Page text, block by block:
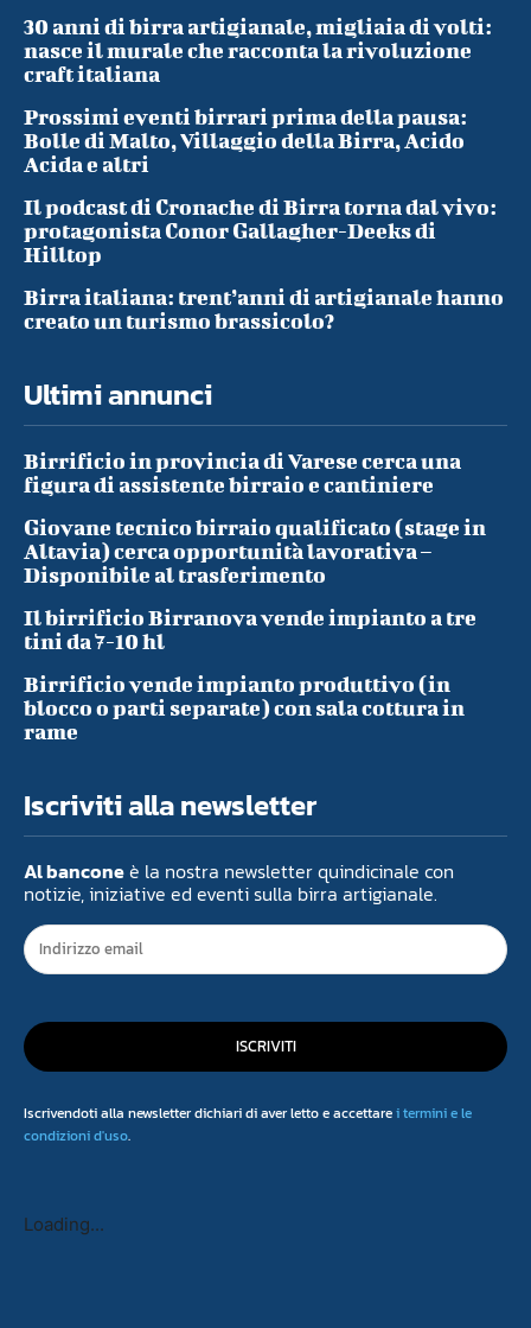
30 anni di birra artigianale, migliaia di volti:
nasce il murale che racconta la rivoluzione
craft italiana
Prossimi eventi birrari prima della pausa:
Bolle di Malto, Villaggio della Birra, Acido
Acida e altri
Il podcast di Cronache di Birra torna dal vivo:
protagonista Conor Gallagher-Deeks di
Hilltop
Birra italiana: trent’anni di artigianale hanno
creato un turismo brassicolo?
Ultimi annunci
Birrificio in provincia di Varese cerca una
figura di assistente birraio e cantiniere
Giovane tecnico birraio qualificato (stage in
Altavia) cerca opportunità lavorativa –
Disponibile al trasferimento
Il birrificio Birranova vende impianto a tre
tini da 7-10 hl
Birrificio vende impianto produttivo (in
blocco o parti separate) con sala cottura in
rame
Iscriviti alla newsletter
Al banconeè la nostra newsletter quindicinale con
notizie, iniziative ed eventi sulla birra artigianale.
ISCRIVITI
Iscrivendoti alla newsletter dichiari di aver letto e accettarei termini e le
condizioni d'uso.
Loading...